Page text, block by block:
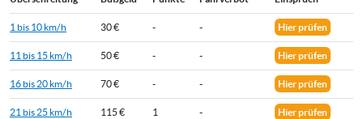
1 bis 10 km/h 30 € - - Hier prüfen
11 bis 15 km/h 50 € - - Hier prüfen
16 bis 20 km/h 70 € - - Hier prüfen
21 bis 25 km/h 115 € 1 - Hier prüfen